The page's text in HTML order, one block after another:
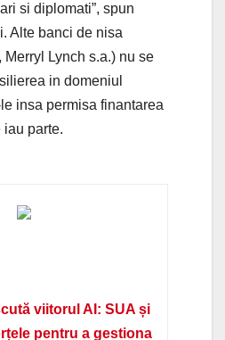
si diplomati”, spun
Alte banci de nisa
Lynch s.a.) nu se
in domeniul
insa permisa finantarea
parte.
viitorul AI: SUA și
pentru a gestiona